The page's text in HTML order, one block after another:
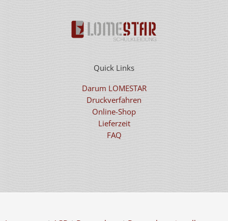
Quick Links
Darum LOMESTAR
Druckverfahren
Online-Shop
Lieferzeit
FAQ